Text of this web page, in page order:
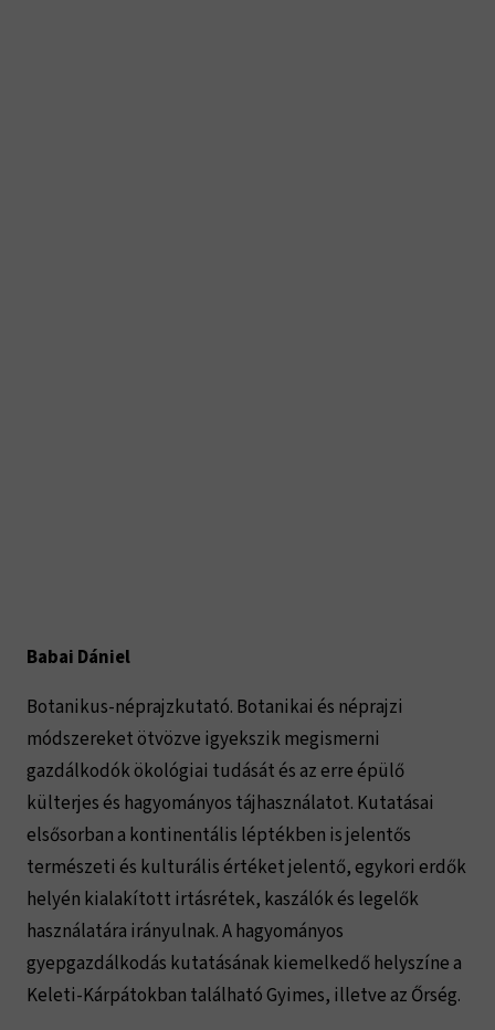
Babai Dániel
Botanikus-néprajzkutató. Botanikai és néprajzi
módszereket ötvözve igyekszik megismerni
gazdálkodók ökológiai tudását és az erre épülő
külterjes és hagyományos tájhasználatot. Kutatásai
elsősorban a kontinentális léptékben is jelentős
természeti és kulturális értéket jelentő, egykori erdők
helyén kialakított irtásrétek, kaszálók és legelők
használatára irányulnak. A hagyományos
gyepgazdálkodás kutatásának kiemelkedő helyszíne a
Keleti-Kárpátokban található Gyimes, illetve az Őrség.